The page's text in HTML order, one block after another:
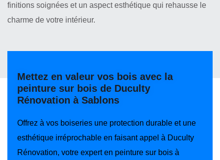
finitions soignées et un aspect esthétique qui rehausse le
charme de votre intérieur.
Mettez en valeur vos bois avec la
peinture sur bois de Duculty
Rénovation à Sablons
Offrez à vos boiseries une protection durable et une
esthétique irréprochable en faisant appel à Duculty
Rénovation, votre expert en peinture sur bois à